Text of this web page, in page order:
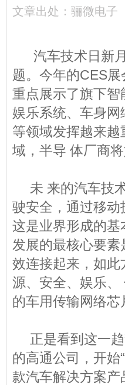
文章出处： 骊微电子
汽车技术日新月
题。今年的CES
重点展示了旗下
娱乐系统、车身
等领域发挥越来
域，半导 体厂商
未 来的汽车技
驶安全，通过移
这是业界形成的
发展的最核心要
效连接起来，如
源、安全、娱乐
的车用传输网络
正是看到这一趋
的高通公司，开始
款汽车解决方案